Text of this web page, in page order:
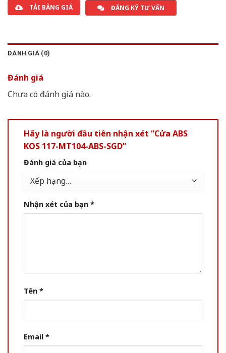
TẢI BẢNG GIÁ ĐĂNG KÝ TƯ VẤN
ĐÁNH GIÁ (0)
Đánh giá
Chưa có đánh giá nào.
Hãy là người đầu tiên nhận xét “Cửa ABS
KOS 117-MT104-ABS-SGD”
Đánh giá của bạn
Nhận xét của bạn *
Tên *
Email *